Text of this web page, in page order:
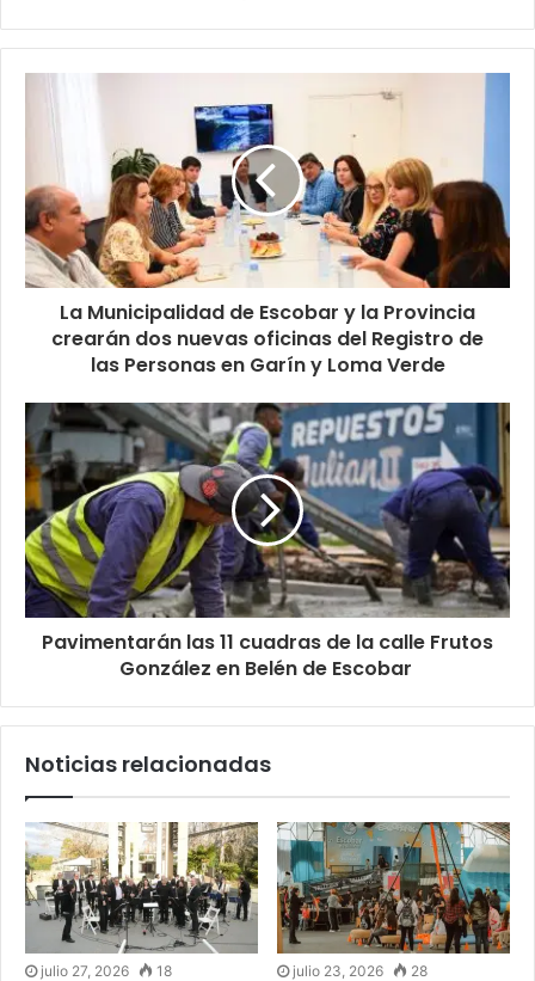
La Municipalidad de Escobar y la Provincia
crearán dos nuevas oficinas del Registro de
las Personas en Garín y Loma Verde
Pavimentarán las 11 cuadras de la calle Frutos
González en Belén de Escobar
Noticias relacionadas
julio 27, 2026 18 julio 23, 2026 28